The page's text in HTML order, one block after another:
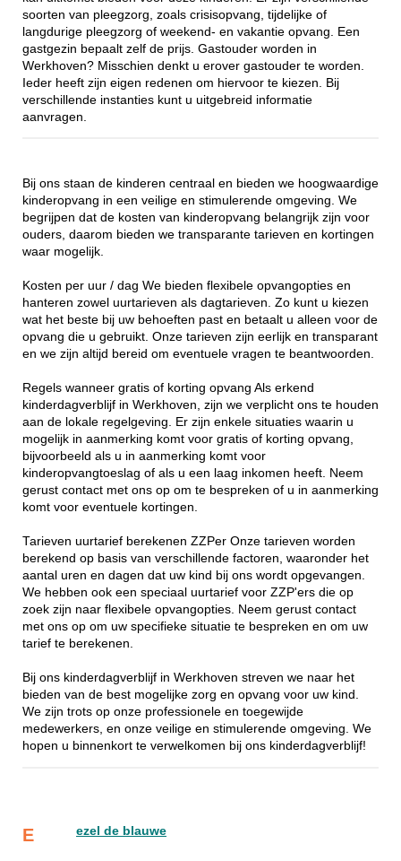
soorten van pleegzorg, zoals crisisopvang, tijdelijke of
langdurige pleegzorg of weekend- en vakantie opvang. Een
gastgezin bepaalt zelf de prijs. Gastouder worden in
Werkhoven? Misschien denkt u erover gastouder te worden.
Ieder heeft zijn eigen redenen om hiervoor te kiezen. Bij
verschillende instanties kunt u uitgebreid informatie
aanvragen.
Bij ons staan de kinderen centraal en bieden we hoogwaardige
kinderopvang in een veilige en stimulerende omgeving. We
begrijpen dat de kosten van kinderopvang belangrijk zijn voor
ouders, daarom bieden we transparante tarieven en kortingen
waar mogelijk.
Kosten per uur / dag We bieden flexibele opvangopties en
hanteren zowel uurtarieven als dagtarieven. Zo kunt u kiezen
wat het beste bij uw behoeften past en betaalt u alleen voor de
opvang die u gebruikt. Onze tarieven zijn eerlijk en transparant
en we zijn altijd bereid om eventuele vragen te beantwoorden.
Regels wanneer gratis of korting opvang Als erkend
kinderdagverblijf in Werkhoven, zijn we verplicht ons te houden
aan de lokale regelgeving. Er zijn enkele situaties waarin u
mogelijk in aanmerking komt voor gratis of korting opvang,
bijvoorbeeld als u in aanmerking komt voor
kinderopvangtoeslag of als u een laag inkomen heeft. Neem
gerust contact met ons op om te bespreken of u in aanmerking
komt voor eventuele kortingen.
Tarieven uurtarief berekenen ZZPer Onze tarieven worden
berekend op basis van verschillende factoren, waaronder het
aantal uren en dagen dat uw kind bij ons wordt opgevangen.
We hebben ook een speciaal uurtarief voor ZZP'ers die op
zoek zijn naar flexibele opvangopties. Neem gerust contact
met ons op om uw specifieke situatie te bespreken en om uw
tarief te berekenen.
Bij ons kinderdagverblijf in Werkhoven streven we naar het
bieden van de best mogelijke zorg en opvang voor uw kind.
We zijn trots op onze professionele en toegewijde
medewerkers, en onze veilige en stimulerende omgeving. We
hopen u binnenkort te verwelkomen bij ons kinderdagverblijf!
E ezel de blauwe